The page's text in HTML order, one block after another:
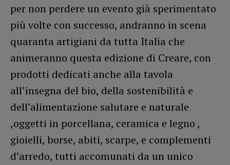
per non perdere un evento già sperimentato
più volte con successo, andranno in scena
quaranta artigiani da tutta Italia che
animeranno questa edizione di Creare, con
prodotti dedicati anche alla tavola
all’insegna del bio, della sostenibilità e
dell’alimentazione salutare e naturale
,oggetti in porcellana, ceramica e legno ,
gioielli, borse, abiti, scarpe, e complementi
d’arredo, tutti accomunati da un unico